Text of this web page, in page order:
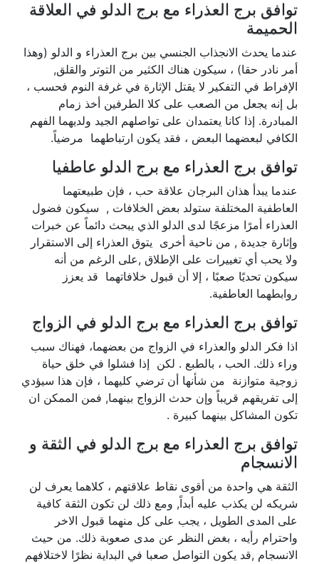
توافق برج العذراء مع برج الدلو في العلاقة
الحميمة
عندما يحدث الانجذاب الجنسي بين برج العذراء و الدلو (وهذا
أمر نادر حقا) ، سيكون هناك الكثير من التوتر والقلق,
الإفراط في التفكير لا يقتل الإثارة في غرفة النوم فحسب ،
بل إنه يجعل من الصعب على كلا الطرفين أخذ زمام
المبادرة. إذا كانا يعتمدان على تواصلهم الجيد ولديهما الفهم
الكافي لبعضهما البعض ، فقد يكون ارتباطهما مرضياً.
توافق برج العذراء مع برج الدلو عاطفيا
عندما يبدأ هذان البرجان علاقة حب ، فإن طبيعتهما
العاطفية المختلفة ستولد بعض الخلافات , سيكون فضول
العذراء أمرًا مزعجًا لدى الدلو الذي يبحث دائماً عن خبرات
وإثارة جديدة , من ناحية أخرى يتوق العذراء إلى الاستقرار
ولا يحب أي تغييرات على الإطلاق ,على الرغم من أنه
سيكون تحديًا صعبًا ، إلا أن قبول خلافاتهما قد يعزز
روابطهما العاطفية.
توافق برج العذراء مع برج الدلو في الزواج
اذا فكر الدلو والعذراء في الزواج من بعضهما، فهناك سبب
وراء ذلك. الحب ، بالطبع . لكن إذا فشلوا في خلق حياة
زوجية متوازنة من شأنها أن ترضي كليهما ، فإن هذا سيؤدي
إلى تفريقهم قريباً وإن حدث الزواج بينهما, فمن الممكن ان
تكون المشاكل بينهما كبيرة .
توافق برج العذراء مع برج الدلو في الثقة و
الانسجام
الثقة هي واحدة من أقوى نقاط علاقتهم ، كلاهما يعرف لن
شريكه لن يكذب عليه أبداً, ومع ذلك لن تكون الثقة كافية
على المدى الطويل ، يجب على كل منهما قبول الاخر
واحترام رأيه ، بغض النظر عن مدى صعوبة ذلك. من حيث
الانسجام ,قد يكون التواصل صعبا في البداية نظرًا لاختلافهم